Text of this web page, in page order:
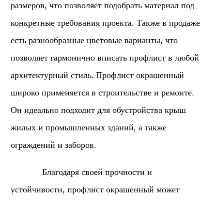
размеров, что позволяет подобрать материал под
конкретные требования проекта. Также в продаже
есть разнообразные цветовые варианты, что
позволяет гармонично вписать профлист в любой
архитектурный стиль. Профлист окрашенный
широко применяется в строительстве и ремонте.
Он идеально подходит для обустройства крыш
жилых и промышленных зданий, а также
ограждений и заборов.
Благодаря своей прочности и
устойчивости, профлист окрашенный может